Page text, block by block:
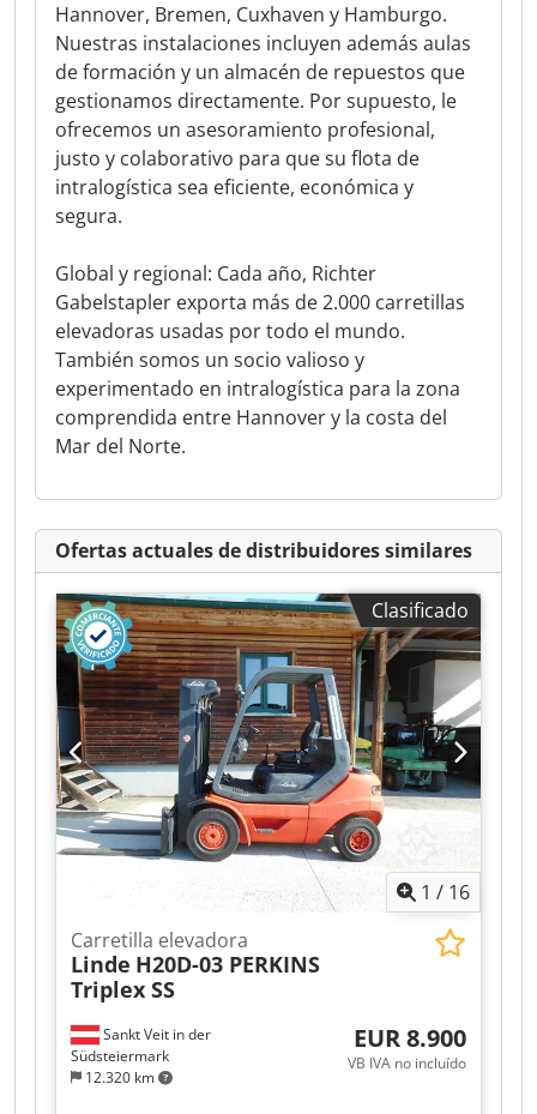
Hannover, Bremen, Cuxhaven y Hamburgo.
Nuestras instalaciones incluyen además aulas
de formación y un almacén de repuestos que
gestionamos directamente. Por supuesto, le
ofrecemos un asesoramiento profesional,
justo y colaborativo para que su flota de
intralogística sea eficiente, económica y
segura.
Global y regional: Cada año, Richter
Gabelstapler exporta más de 2.000 carretillas
elevadoras usadas por todo el mundo.
También somos un socio valioso y
experimentado en intralogística para la zona
comprendida entre Hannover y la costa del
Mar del Norte.
Ofertas actuales de distribuidores similares
Clasificado
1 / 16
Sankt Veit in der
Südsteiermark
12.320 km
Carretilla elevadora
Linde H20D-03 PERKINS
Triplex SS
EUR 8.900
VB IVA no incluído